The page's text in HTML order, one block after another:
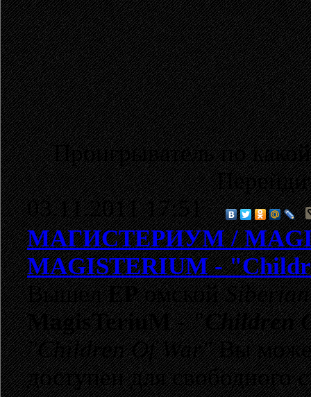
Проигрыватель по
03.11.2011 17:51
МАГИСТЕРИУМ /
MAGISTERIUM -
ВышелEPомской
MagisTeriuM -"Children
"Children Of War"Вы
доступен для свободного